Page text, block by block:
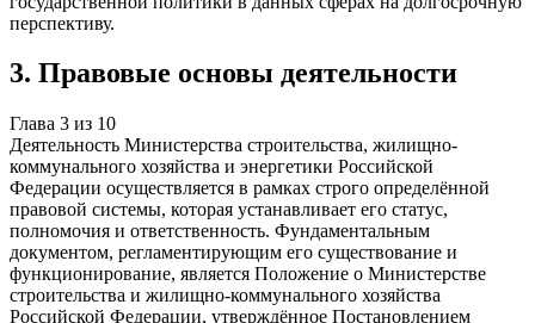
перспективу.
3. Правовые основы деятельности
Глава 3 из 10
Деятельность Министерства строительства, жилищно-
коммунального хозяйства и энергетики Российской
Федерации осуществляется в рамках строго определённой
правовой системы, которая устанавливает его статус,
полномочия и ответственность. Фундаментальным
документом, регламентирующим его существование и
функционирование, является Положение о Министерстве
строительства и жилищно-коммунального хозяйства
Российской Федерации, утверждённое Постановлением